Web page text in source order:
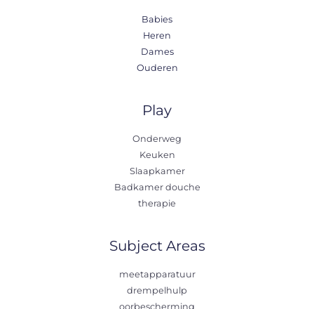
Babies
Heren
Dames
Ouderen
Play
Onderweg
Keuken
Slaapkamer
Badkamer douche
therapie
Subject Areas
meetapparatuur
drempelhulp
oorbescherming